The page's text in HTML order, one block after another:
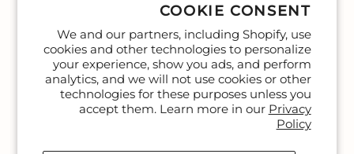
COOKIE CONSENT
We and our partners, including Shopify, use
cookies and other technologies to personalize
your experience, show you ads, and perform
analytics, and we will not use cookies or other
technologies for these purposes unless you
accept them. Learn more in our Privacy
Policy